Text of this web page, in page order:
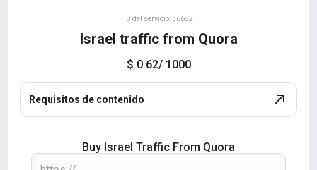
ID del servicio: 36682
Israel traffic from Quora
$ 0.62/ 1000
Requisitos de contenido
Buy Israel Traffic From Quora